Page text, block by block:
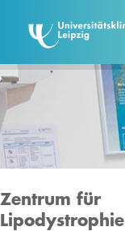
Zentrum für
Lipodystrophie